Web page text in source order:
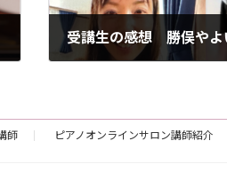
受講生の感想 勝俣やよ
師 ピアノオンラインサロン講師紹介